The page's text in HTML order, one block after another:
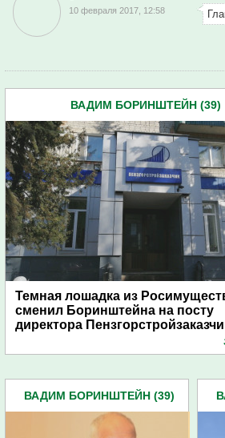
10 февраля 2017, 12:58
ВАДИМ БОРИНШТЕЙН (39)
Темная лошадка из
сменил Боринштейна на посту
директора
ВАДИМ БОРИНШТЕЙН (39)